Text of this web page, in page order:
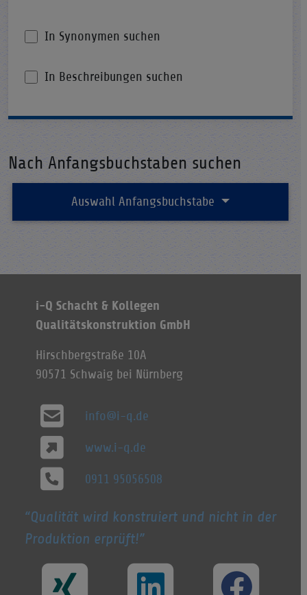
In Synonymen suchen
In Beschreibungen suchen
Nach Anfangsbuchstaben suchen
Auswahl Anfangsbuchstabe
i-Q Schacht & Kollegen
Qualitätskonstruktion GmbH
Hirschbergstraße 10A
90571 Schwaig bei Nürnberg
info@i-q.de
www.i-q.de
0911 95056508
Qualität wird konstruiert und nicht in der
Produktion erprüft!